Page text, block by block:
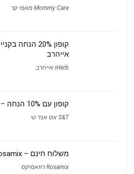
Mommy Care מאמי קר
אייהרב
iHerb אייהרב
קופון עם 10% הנחה – S&T אס אנד טי
S&T אס אנד טי
משלוח חינם – Rosamix רוזאמיקס
Rosamix רוזאמיקס